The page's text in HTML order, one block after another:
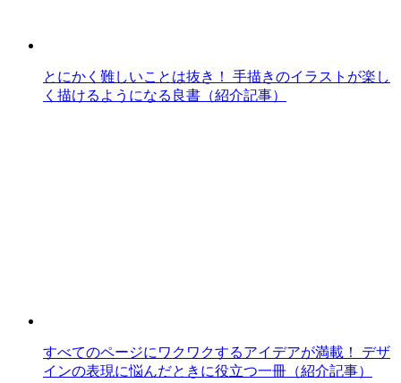
とにかく難しいことは抜き！ 手描きのイラストが楽し
く描けるようになる良書（紹介記事）
すべてのページにワクワクするアイデアが満載！ デザ
インの表現に悩んだときに役立つ一冊（紹介記事）